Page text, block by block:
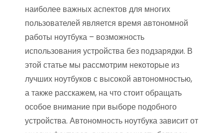
наиболее важных аспектов для многих
пользователей является время автономной
работы ноутбука – возможность
использования устройства без подзарядки. В
этой статье мы рассмотрим некоторые из
лучших ноутбуков с высокой автономностью,
а также расскажем, на что стоит обращать
особое внимание при выборе подобного
устройства. Автономность ноутбука зависит от